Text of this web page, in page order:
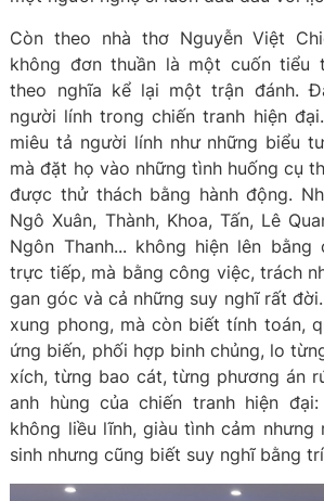
Còn theo nhà thơ Nguyễn Việt
không đơn thuần là một cuốn tiểu
theo nghĩa kể lại một trận đánh.
người lính trong chiến tranh hiện
miêu tả người lính như những biểu
mà đặt họ vào những tình huống cụ
được thử thách bằng hành động.
Ngô Xuân, Thành, Khoa, Tấn, Lê
Ngôn Thanh... không hiện lên
trực tiếp, mà bằng công việc, trách
gan góc và cả những suy nghĩ rất
xung phong, mà còn biết tính toán,
ứng biến, phối hợp binh chủng, lo
xích, từng bao cát, từng phương án
anh hùng của chiến tranh hiện
không liều lĩnh, giàu tình cảm
sinh nhưng cũng biết suy nghĩ bằng